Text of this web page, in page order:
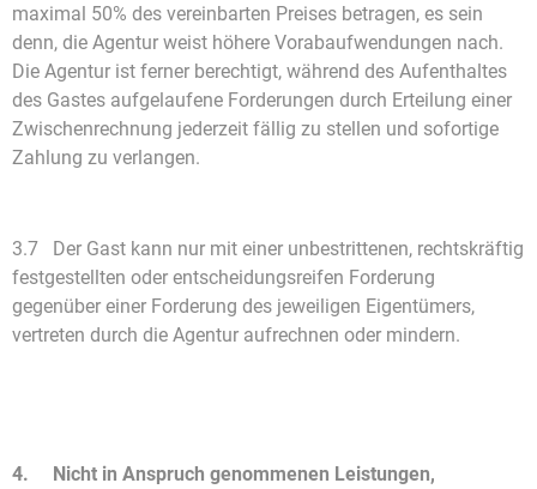
maximal 50% des vereinbarten Preises betragen, es sein
denn, die Agentur weist höhere Vorabaufwendungen nach.
Die Agentur ist ferner berechtigt, während des Aufenthaltes
des Gastes aufgelaufene Forderungen durch Erteilung einer
Zwischenrechnung jederzeit fällig zu stellen und sofortige
Zahlung zu verlangen.
3.7 Der Gast kann nur mit einer unbestrittenen, rechtskräftig
festgestellten oder entscheidungsreifen Forderung
gegenüber einer Forderung des jeweiligen Eigentümers,
vertreten durch die Agentur aufrechnen oder mindern.
4. Nicht in Anspruch genommenen Leistungen,